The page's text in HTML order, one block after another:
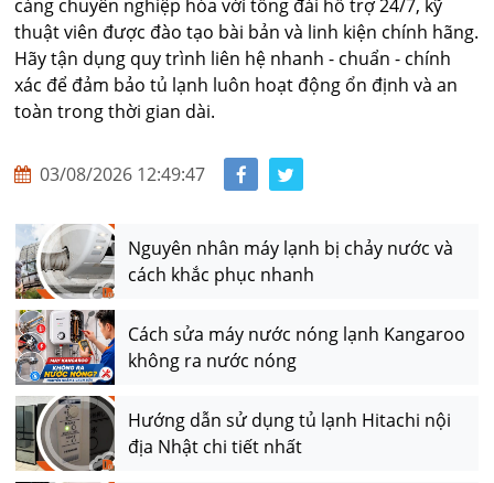
càng chuyên nghiệp hóa với tổng đài hỗ trợ 24/7, kỹ
thuật viên được đào tạo bài bản và linh kiện chính hãng.
Hãy tận dụng quy trình liên hệ nhanh - chuẩn - chính
xác để đảm bảo tủ lạnh luôn hoạt động ổn định và an
toàn trong thời gian dài.
03/08/2026 12:49:47
Nguyên nhân máy lạnh bị chảy nước và
cách khắc phục nhanh
Cách sửa máy nước nóng lạnh Kangaroo
không ra nước nóng
Hướng dẫn sử dụng tủ lạnh Hitachi nội
địa Nhật chi tiết nhất